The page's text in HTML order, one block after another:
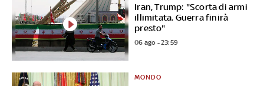
Iran, Trump: "Scorta di armi
illimitata. Guerra finirà
presto"
06 ago - 23:59
MONDO